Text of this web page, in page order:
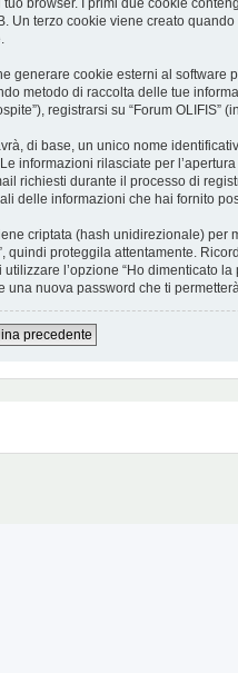
browser. I primi due cookie
Un terzo cookie viene creato
generare cookie esterni al software
metodo di raccolta delle tue
registrarsi su “Forum OLIFIS”
di base, un unico nome
Le informazioni rilasciate per
richiesti durante il processo di
delle informazioni che hai fornito
criptata (hash unidirezionale) per
quindi proteggila attentamente.
utilizzare l’opzione “Ho dimenticato
una nuova password che ti
precedente